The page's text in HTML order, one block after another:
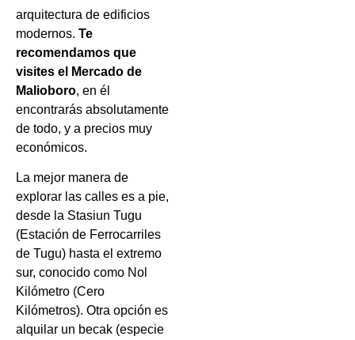
arquitectura de edificios
modernos. Te
recomendamos que
visites el Mercado de
Malioboro, en él
encontrarás absolutamente
de todo, y a precios muy
económicos.
La mejor manera de
explorar las calles es a pie,
desde la Stasiun Tugu
(Estación de Ferrocarriles
de Tugu) hasta el extremo
sur, conocido como Nol
Kilómetro (Cero
Kilómetros). Otra opción es
alquilar un becak (especie